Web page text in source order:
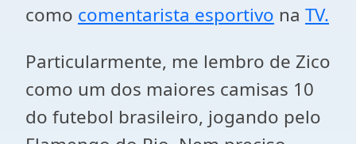
como comentarista esportivo na TV.
Particularmente, me lembro de Zico
como um dos maiores camisas 10
do futebol brasileiro, jogando pelo